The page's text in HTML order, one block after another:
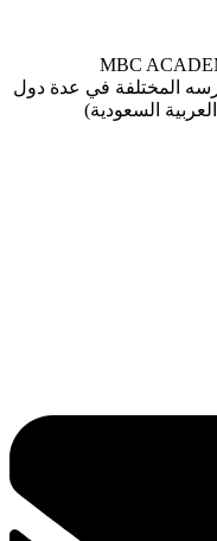
المختلفة في عدة دول
السعودية)